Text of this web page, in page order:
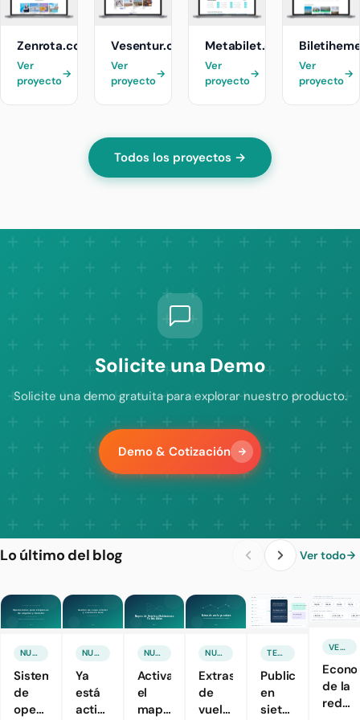
Zenrota.com
Ver
proyecto
→
Vesentur.com
Ver
proyecto
→
Metabilet.com
Ver
proyecto
→
Ver
proyecto
→
Todos los proyectos →
Solicite una Demo
Solicite una demo gratuita para explorar nuestro producto.
Demo & Cotización
Lo último del blog Ver todo
NUEVA FUNCIÓN
Sistema
de
operaciones
NUEVA FUNCIÓN
Ya
está
activa
NUEVA FUNCIÓN
Activamos
el
mapeo
NUEVA FUNCIÓN
Extras
de
vuelo
TECNOLOGÍAS TURÍSTICAS
Publicas
en
siete
VENTAS Y MARKETING
de la
red